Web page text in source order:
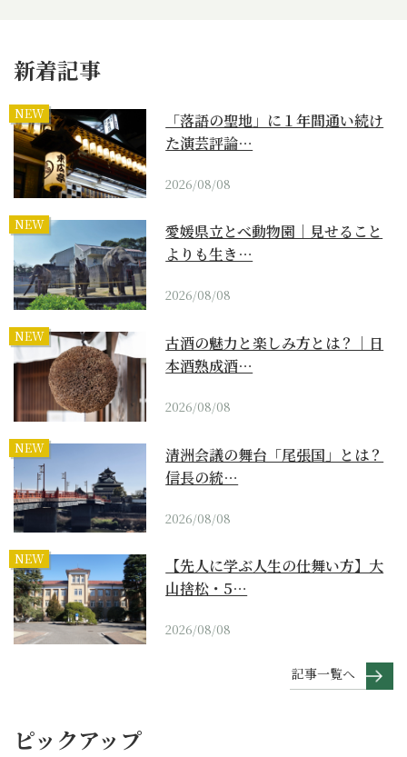
新着記事
NEW
「落語の聖地」に１年間通い続け
た演芸評論…
2026/08/08
NEW
愛媛県立とべ動物園｜見せること
よりも生き…
2026/08/08
NEW
古酒の魅力と楽しみ方とは？｜日
本酒熟成酒…
2026/08/08
NEW
清洲会議の舞台「尾張国」とは？
信長の統…
2026/08/08
NEW
【先人に学ぶ人生の仕舞い方】大
山捨松・5…
2026/08/08
記事一覧へ
ピックアップ